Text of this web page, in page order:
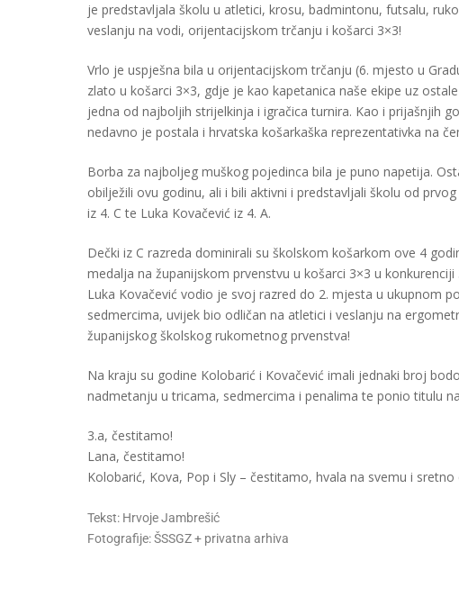
je predstavljala školu u atletici, krosu, badmintonu, futsalu,
veslanju na vodi, orijentacijskom trčanju i košarci 3×3!
Vrlo je uspješna bila u orijentacijskom trčanju (6. mjesto u
zlato u košarci 3×3, gdje je kao kapetanica naše ekipe uz
jedna od najboljih strijelkinja i igračica turnira. Kao i prijašnjih
nedavno je postala i hrvatska košarkaška reprezentativka na
Borba za najboljeg muškog pojedinca bila je puno napetija.
obilježili ovu godinu, ali i bili aktivni i predstavljali školu od
iz 4. C te Luka Kovačević iz 4. A.
Dečki iz C razreda dominirali su školskom košarkom ove 4
medalja na županijskom prvenstvu u košarci 3×3 u konkurenciji
Luka Kovačević vodio je svoj razred do 2. mjesta u ukupnom
sedmercima, uvijek bio odličan na atletici i veslanju na
županijskog školskog rukometnog prvenstva!
Na kraju su godine Kolobarić i Kovačević imali jednaki broj
nadmetanju u tricama, sedmercima i penalima te ponio titulu
3.a, čestitamo!
Lana, čestitamo!
Kolobarić, Kova, Pop i Sly – čestitamo, hvala na svemu i sretno
Tekst: Hrvoje Jambrešić
Fotografije: ŠSSGZ + privatna arhiva